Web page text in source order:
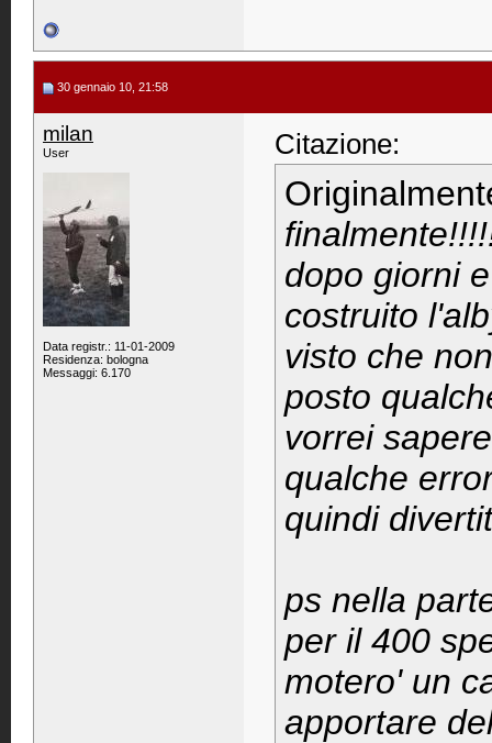
30 gennaio 10, 21:58
milan
User
Data registr.: 11-01-2009
Residenza: bologna
Messaggi: 6.170
Citazione:
dopo giorni
costruito
visto che
posto
vorrei
qualche
quindi
ps nella
per il 400
motero' un
apportare